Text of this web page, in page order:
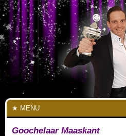
MENU
Goochelaar Maaskant